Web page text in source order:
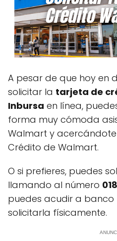
A pesar de que hoy en
solicitar la tarjeta de
Inbursa en línea,
forma muy cómoda
Walmart y
Crédito de Walmart.
O si prefieres, puedes
llamando al número
puedes acudir a banco
solicitarla físicamente.